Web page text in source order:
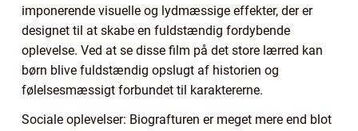
imponerende visuelle og lydmæssige effekter, der er
designet til at skabe en fuldstændig fordybende
oplevelse. Ved at se disse film på det store lærred kan
børn blive fuldstændig opslugt af historien og
følelsesmæssigt forbundet til karaktererne.
Sociale oplevelser: Biografturen er meget mere end blot